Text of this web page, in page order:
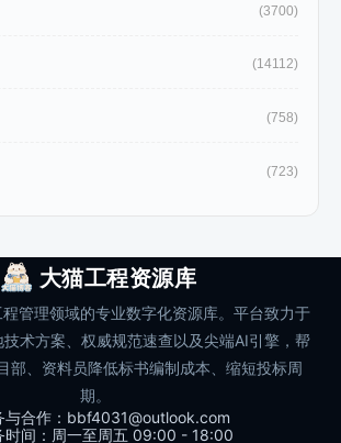
(3700)
(14112)
(758)
(723)
大猫工程资源库
管理领域的专业数字化资源库。平台致力于
术方案、权威规范速查以及尖端AI引擎，帮
部、资料员降低标书编制成本、缩短投标周
期。
与合作：bbf4031@outlook.com
时间：周一至周五 09:00 - 18:00